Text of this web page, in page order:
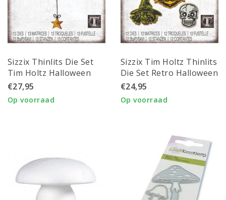
Sizzix Thinlits Die Set
Tim Holtz Halloween
Otis Colorize 13 pcs.
665998
€27,95
Op voorraad
Sizzix Tim Holtz Thinlits
Die Set Retro Halloween
12 pcs.
€24,95
Op voorraad